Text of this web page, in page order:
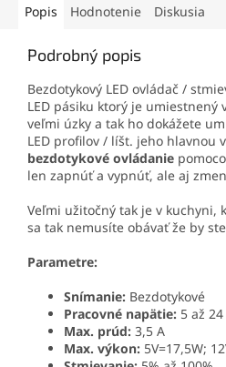
Popis Hodnotenie Diskusia
Podrobný popis
Bezdotykový LED ovládač /
LED pásiku ktorý je umiestnený
veľmi úzky a tak ho dokážete
LED profilov / líšt. jeho hlavnou
bezdotykové ovládanie
len zapnúť a vypnúť, ale aj
Veľmi užitočný tak je v kuchyni,
sa tak nemusíte obávať že by
Parametre:
Snímanie: Bezdotykové
Pracovné napätie: 5 až
Max. prúd: 3,5 A
Max. výkon: 5V=17,5W;